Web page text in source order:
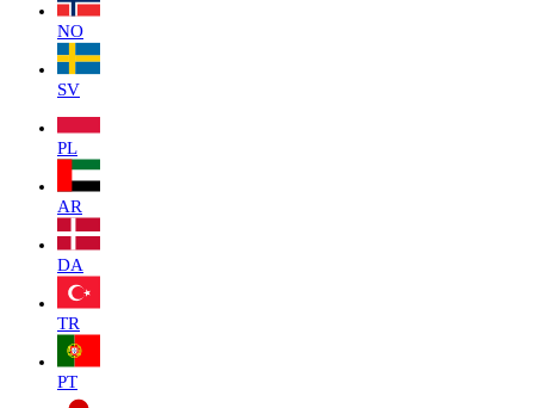
NO
SV
PL
AR
DA
TR
PT